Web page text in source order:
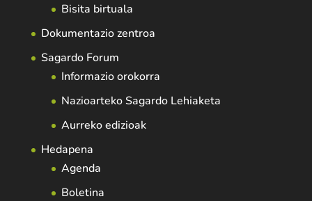
Bisita birtuala
Dokumentazio zentroa
Sagardo Forum
Informazio orokorra
Nazioarteko Sagardo Lehiaketa
Aurreko edizioak
Hedapena
Agenda
Boletina